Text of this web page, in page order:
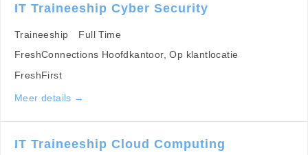
IT Traineeship Cyber Security
Traineeship
Full Time
FreshConnections Hoofdkantoor Op klantlocatie
FreshFirst
Meer details
IT Traineeship Cloud Computing